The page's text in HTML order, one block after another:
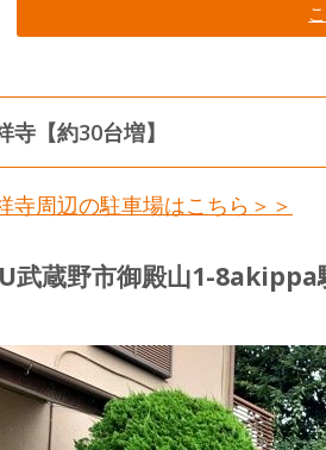
寺【約30台増】
寺周辺の駐車場はこちら＞＞
U武蔵野市御殿山1-8akippa